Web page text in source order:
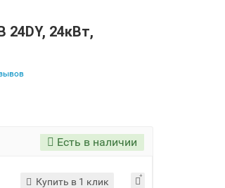
24DY, 24кВт,
Есть в наличии
Купить в 1 клик